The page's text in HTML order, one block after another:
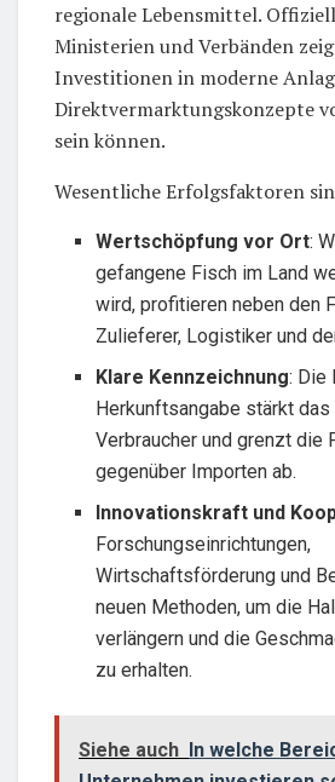
regionale Lebensmittel.
Ministerien und Verbänden
Investitionen in moderne
Direktvermarktungskonzepte
sein können.
Wesentliche Erfolgsfaktoren
Wertschöpfung vor Ort:
gefangene Fisch im Land
wird, profitieren neben den
Zulieferer, Logistiker und
Klare Kennzeichnung: Die
Herkunftsangabe stärkt
Verbraucher und grenzt die
gegenüber Importen ab.
Innovationskraft und
Forschungseinrichtungen,
Wirtschaftsförderung und
neuen Methoden, um die
verlängern und die
zu erhalten.
Siehe auch
In welche